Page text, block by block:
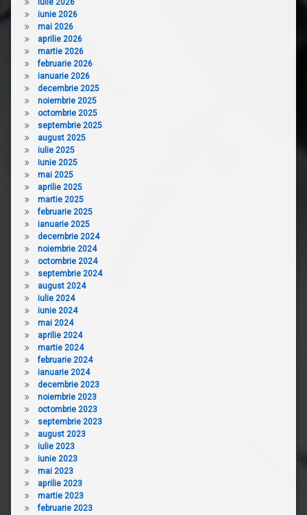
iulie 2026
iunie 2026
mai 2026
aprilie 2026
martie 2026
februarie 2026
ianuarie 2026
decembrie 2025
noiembrie 2025
octombrie 2025
septembrie 2025
august 2025
iulie 2025
iunie 2025
mai 2025
aprilie 2025
martie 2025
februarie 2025
ianuarie 2025
decembrie 2024
noiembrie 2024
octombrie 2024
septembrie 2024
august 2024
iulie 2024
iunie 2024
mai 2024
aprilie 2024
martie 2024
februarie 2024
ianuarie 2024
decembrie 2023
noiembrie 2023
octombrie 2023
septembrie 2023
august 2023
iulie 2023
iunie 2023
mai 2023
aprilie 2023
martie 2023
februarie 2023